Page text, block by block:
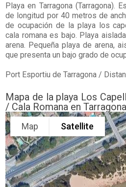
Playa en Tarragona(Tarragona).
de longitud por 40 metros de
de ocupación de la playa los
cala romana es bajo. Playa
arena. Pequeña playa de arena,
que presenta un bajo grado de
Port Esportiu de Tarragona /
Mapa de la playa Los
/ Cala Romana en Tarragona
Map Satellite